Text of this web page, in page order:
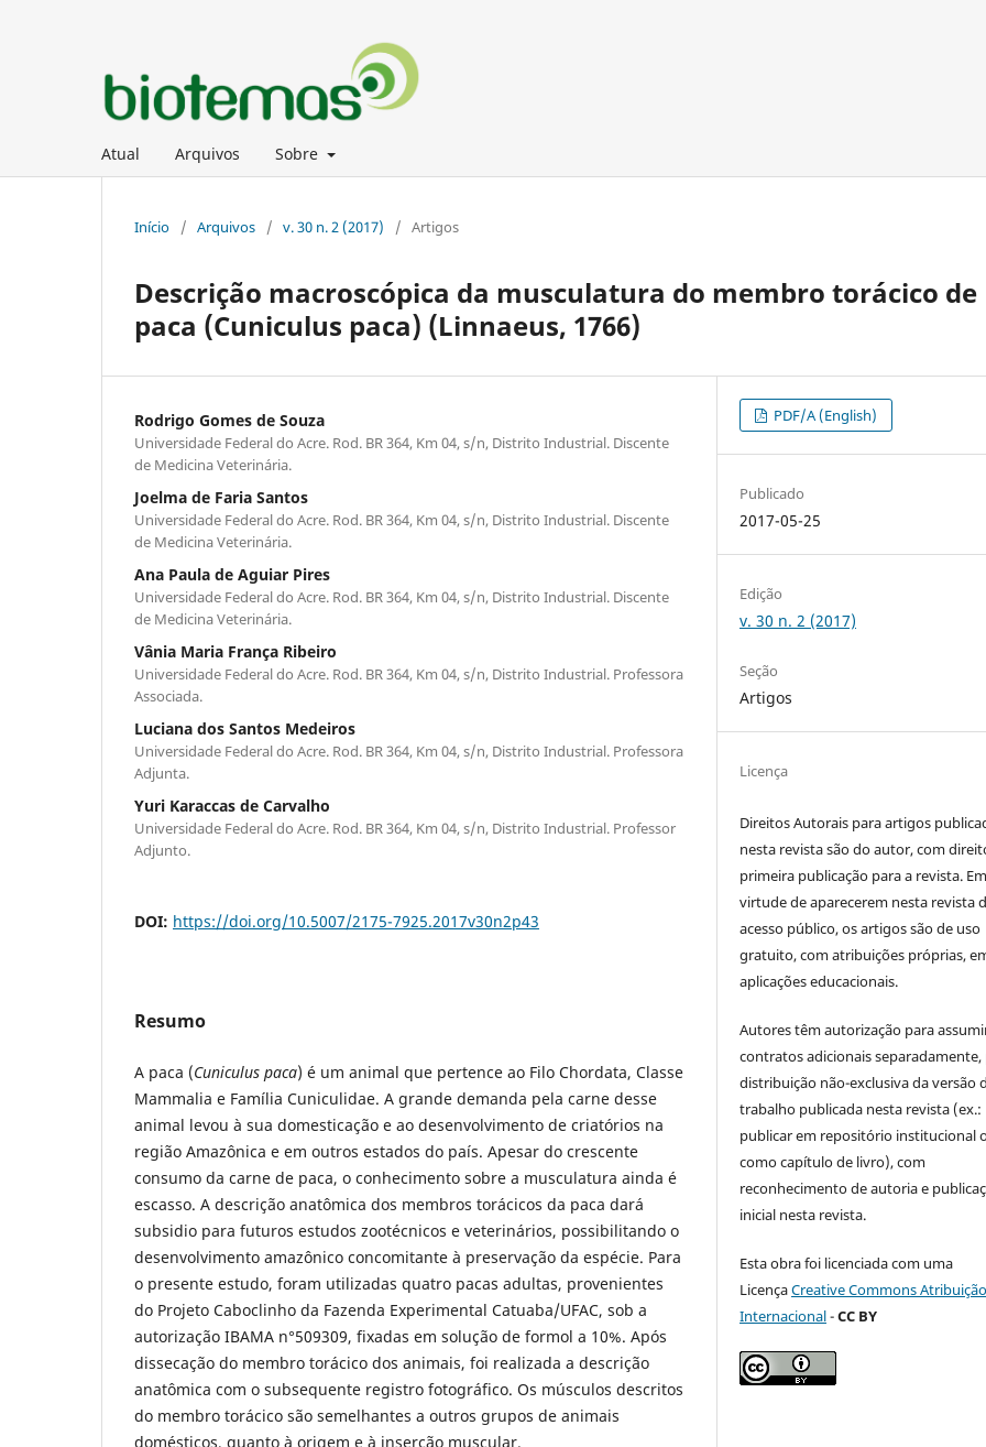
Atual Arquivos Sobre
Início / Arquivos / v. 30 n. 2 (2017) / Artigos
Descrição macroscópica da musculatura do membro torácico de
paca (Cuniculus paca) (Linnaeus, 1766)
Rodrigo Gomes de Souza
Universidade Federal do Acre. Rod. BR 364, Km 04, s/n, Distrito Industrial. Discente
de Medicina Veterinária.
Joelma de Faria Santos
Universidade Federal do Acre. Rod. BR 364, Km 04, s/n, Distrito Industrial. Discente
de Medicina Veterinária.
Ana Paula de Aguiar Pires
Universidade Federal do Acre. Rod. BR 364, Km 04, s/n, Distrito Industrial. Discente
de Medicina Veterinária.
Vânia Maria França Ribeiro
Universidade Federal do Acre. Rod. BR 364, Km 04, s/n, Distrito Industrial. Professora
Associada.
Luciana dos Santos Medeiros
Universidade Federal do Acre. Rod. BR 364, Km 04, s/n, Distrito Industrial. Professora
Adjunta.
Yuri Karaccas de Carvalho
Universidade Federal do Acre. Rod. BR 364, Km 04, s/n, Distrito Industrial. Professor
Adjunto.
DOI: https://doi.org/10.5007/2175-7925.2017v30n2p43
Resumo
A paca (Cuniculus paca) é um animal que pertence ao Filo Chordata, Classe
Mammalia e Família Cuniculidae. A grande demanda pela carne desse
animal levou à sua domesticação e ao desenvolvimento de criatórios na
região Amazônica e em outros estados do país. Apesar do crescente
consumo da carne de paca, o conhecimento sobre a musculatura ainda é
escasso. A descrição anatômica dos membros torácicos da paca dará
subsidio para futuros estudos zootécnicos e veterinários, possibilitando o
desenvolvimento amazônico concomitante à preservação da espécie. Para
o presente estudo, foram utilizadas quatro pacas adultas, provenientes
do Projeto Caboclinho da Fazenda Experimental Catuaba/UFAC, sob a
autorização IBAMA n°509309, fixadas em solução de formol a 10%. Após
dissecação do membro torácico dos animais, foi realizada a descrição
anatômica com o subsequente registro fotográfico. Os músculos descritos
do membro torácico são semelhantes a outros grupos de animais
domésticos, quanto à origem e à inserção muscular.
PDF/A (English)
Publicado
2017-05-25
Edição
v. 30 n. 2 (2017)
Seção
Artigos
Licença
Direitos Autorais para artigos
nesta revista são do autor, com
primeira publicação para a revista. Em
virtude de aparecerem nesta revista
acesso público, os artigos são de uso
gratuito, com atribuições próprias,
aplicações educacionais.
Autores têm autorização para
contratos adicionais separadamente,
distribuição não-exclusiva da versão
trabalho publicada nesta revista (ex.:
publicar em repositório institucional
como capítulo de livro), com
reconhecimento de autoria e
inicial nesta revista.
Esta obra foi licenciada com uma
LicençaCreative Commons
Internacional-CC BY